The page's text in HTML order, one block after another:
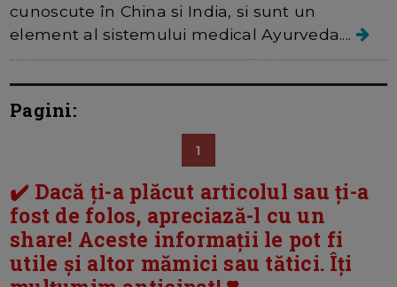
cunoscute în China si India, si sunt un
element al sistemului medical Ayurveda....
Pagini:
1
✔️ Dacă ți-a plăcut articolul sau ți-a
fost de folos, apreciază-l cu un
share! Aceste informații le pot fi
utile și altor mămici sau tătici. Îți